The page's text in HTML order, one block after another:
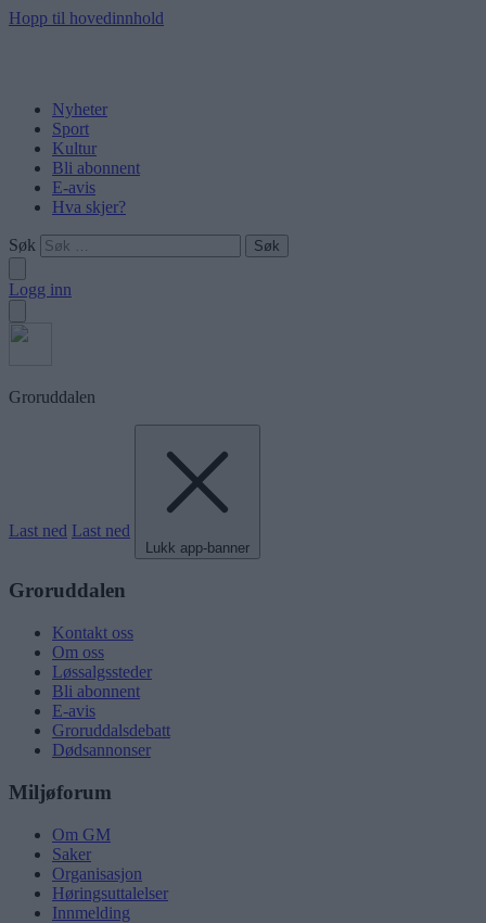
Hopp til hovedinnhold
Nyheter
Sport
Kultur
Bli abonnent
E-avis
Hva skjer?
Søk
Logg inn
Groruddalen
Last ned Last ned
Lukk app-banner
Groruddalen
Kontakt oss
Om oss
Løssalgssteder
Bli abonnent
E-avis
Groruddalsdebatt
Dødsannonser
Miljøforum
Om GM
Saker
Organisasjon
Høringsuttalelser
Innmelding